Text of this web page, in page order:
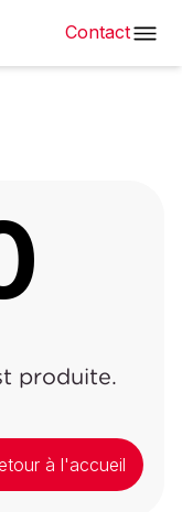
Contact
produite.
à l'accueil